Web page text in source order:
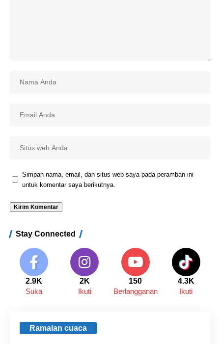
Simpan nama, email, dan situs web saya pada peramban ini
untuk komentar saya berikutnya.
Stay Connected
2.9K
Suka
2K
Ikuti
150
Berlangganan
4.3K
Ikuti
Ramalan cuaca